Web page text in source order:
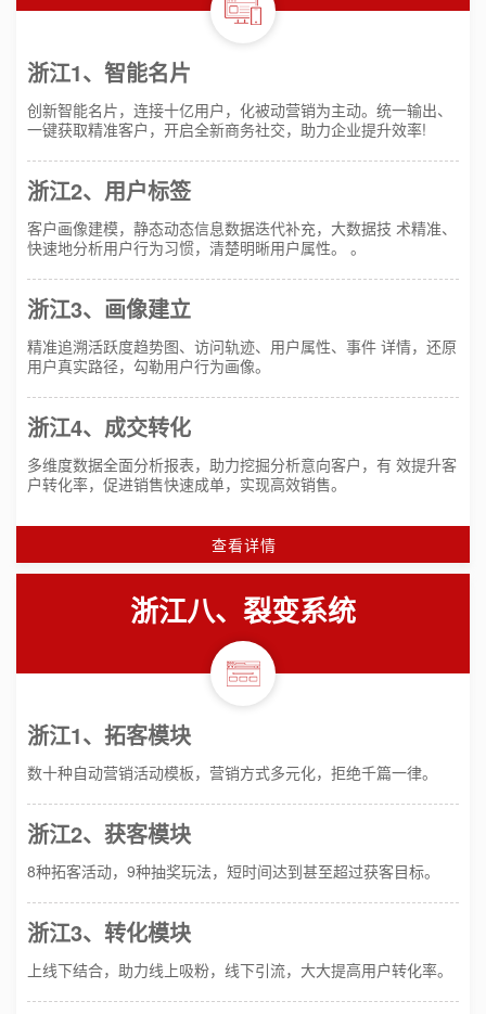
浙江1、智能名片
创新智能名片，连接十亿用户，化被动营销为主动。统一输出、
一键获取精准客户，开启全新商务社交，助力企业提升效率!
浙江2、用户标签
客户画像建模，静态动态信息数据迭代补充，大数据技 术精准、
快速地分析用户行为习惯，清楚明晰用户属性。 。
浙江3、画像建立
精准追溯活跃度趋势图、访问轨迹、用户属性、事件 详情，还原
用户真实路径，勾勒用户行为画像。
浙江4、成交转化
多维度数据全面分析报表，助力挖掘分析意向客户，有 效提升客
户转化率，促进销售快速成单，实现高效销售。
查看详情
浙江八、裂变系统
浙江1、拓客模块
数十种自动营销活动模板，营销方式多元化，拒绝千篇一律。
浙江2、获客模块
8种拓客活动，9种抽奖玩法，短时间达到甚至超过获客目标。
浙江3、转化模块
上线下结合，助力线上吸粉，线下引流，大大提高用户转化率。